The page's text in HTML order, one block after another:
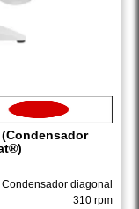
Condensador diagonal
310 rpm